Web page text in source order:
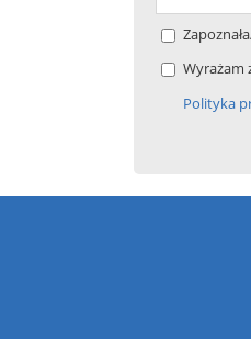
Wyrażam
Polityka